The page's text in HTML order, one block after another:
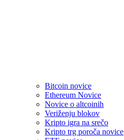
Bitcoin novice
Ethereum Novice
Novice o altcoinih
Veriženju blokov
Kripto igra na srečo
Kripto trg poroča novice